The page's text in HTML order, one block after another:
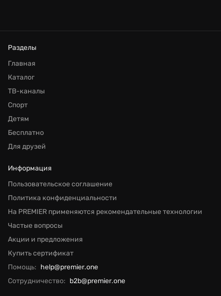
Разделы
Главная
Каталог
ТВ-каналы
Спорт
Детям
Бесплатно
Для друзей
Информация
Пользовательское соглашение
Политика конфиденциальности
На PREMIER применяются рекомендательные технологии
Частые вопросы
Акции и предложения
Купить сертификат
Помощь: help@premier.one
Сотрудничество: b2b@premier.one